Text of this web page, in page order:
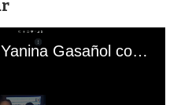
El mal momento de Yanina Gasañol con un hincha argentino en "Subrayado"